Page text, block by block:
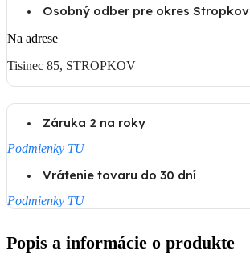
Osobný odber pre okres Stropkov
Na adrese
Tisinec 85, STROPKOV
Záruka 2 na roky
Podmienky TU
Vrátenie tovaru do 30 dní
Podmienky TU
Popis a informácie o produkte